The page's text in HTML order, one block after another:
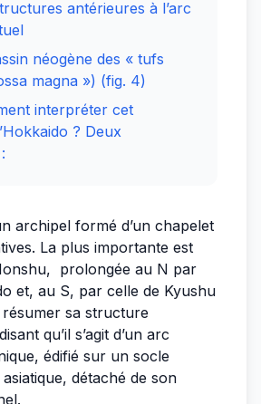
antérieures à l’arc
néogène des « tufs
magna ») (fig. 4)
interpréter cet
? Deux
archipel formé d’un chapelet
La plus importante est
prolongée au N par
et, au S, par celle de Kyushu
résumer sa structure
qu’il s’agit d’un arc
édifié sur un socle
détaché de son